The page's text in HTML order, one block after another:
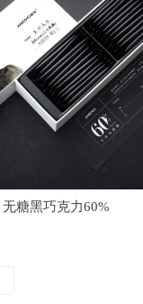
无糖黑巧克力60%